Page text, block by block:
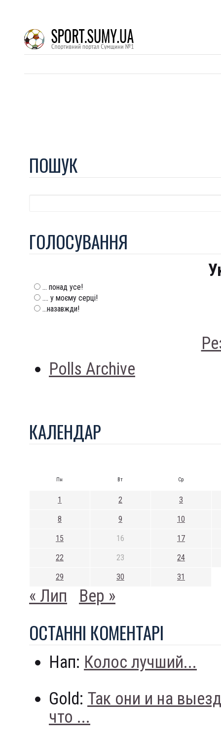
ПОШУК
ГОЛОСУВАННЯ
... понад усе!
.... у моєму серці!
...назавжди!
Polls Archive
КАЛЕНДАР
Пн Вт Ср
1 2 3
8 9 10
15 16 17
22 23 24
29 30 31
« Лип Вер »
ОСТАННI КОМЕНТАРI
Нап: Колос лучший...
Gold: Так они и на
что ...